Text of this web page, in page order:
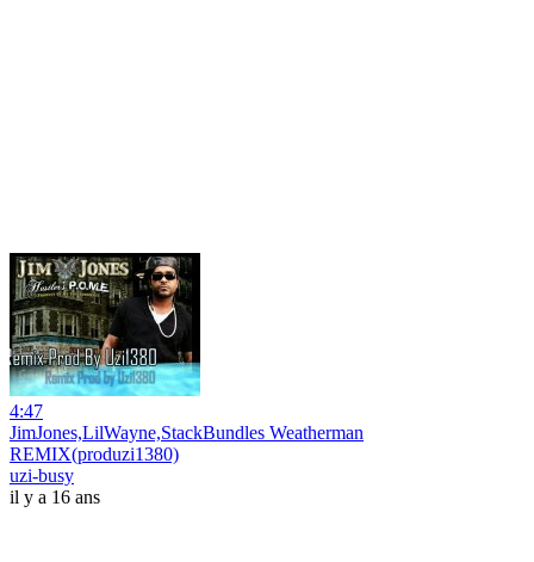
4:47
JimJones,LilWayne,StackBundles Weatherman
REMIX(produzi1380)
uzi-busy
il y a 16 ans